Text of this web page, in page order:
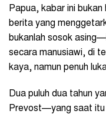
Papua, kabar ini
berita yang
bukanlah sosok
secara manusiawi, di
kaya, namun penuh
Dua puluh dua tahun
Prevost—yang saat itu